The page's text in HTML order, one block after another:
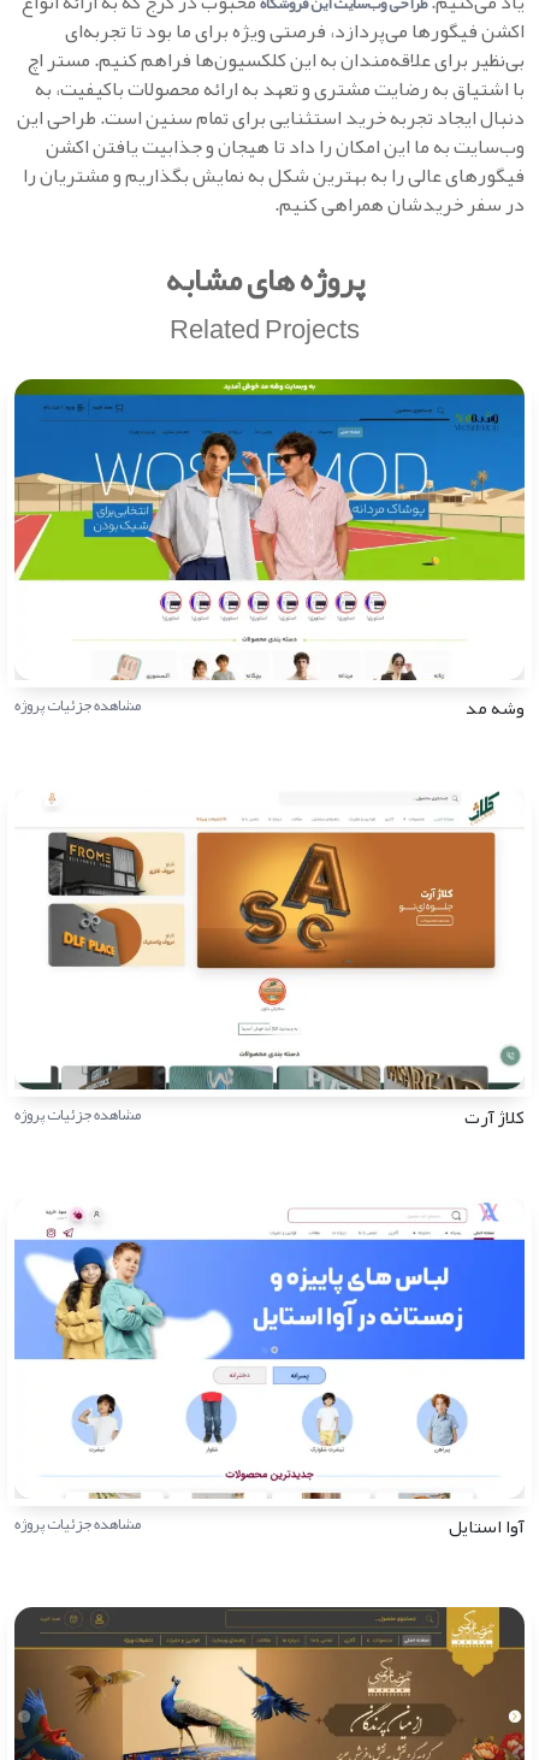
اکشن فیگورها می‌پردازد، فرصتی ویژه برای ما بود تا تجربه‌ای
بی‌نظیر برای علاقه‌مندان به این کلکسیون‌ها فراهم کنیم. مستر اچ
با اشتیاق به رضایت مشتری و تعهد به ارائه محصولات باکیفیت، به
دنبال ایجاد تجربه خرید استثنایی برای تمام سنین است. طراحی این
وب‌سایت به ما این امکان را داد تا هیجان و جذابیت یافتن اکشن
فیگورهای عالی را به بهترین شکل به نمایش بگذاریم و مشتریان را
در سفر خریدشان همراهی کنیم.
پروژه های مشابه
Related Projects
وشه مد مشاهده جزئیات پروژه
کلاژ آرت مشاهده جزئیات پروژه
آوا استایل مشاهده جزئیات پروژه